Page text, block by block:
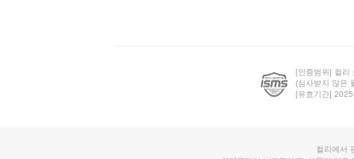
[인증범위] 컬리
(심사받지 않은
[유효기간]
컬리에서